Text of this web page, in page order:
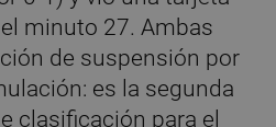
minuto 27. Ambas
de suspensión por
es la segunda
clasificación para el